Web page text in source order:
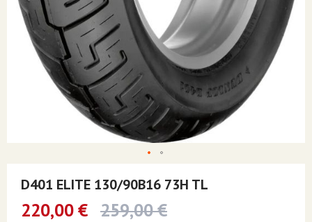
beginning
D401 ELITE 130/90B16 73H TL
220,00 € 259,00 €